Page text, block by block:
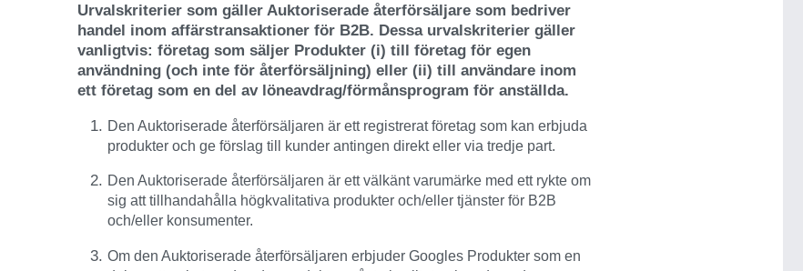
Urvalskriterier som gäller Auktoriserade återförsäljare som bedriver
handel inom affärstransaktioner för B2B. Dessa urvalskriterier gäller
vanligtvis: företag som säljer Produkter (i) till företag för egen
användning (och inte för återförsäljning) eller (ii) till användare inom
ett företag som en del av löneavdrag/förmånsprogram för anställda.
Den Auktoriserade återförsäljaren är ett registrerat företag som kan erbjuda
produkter och ge förslag till kunder antingen direkt eller via tredje part.
Den Auktoriserade återförsäljaren är ett välkänt varumärke med ett rykte om
sig att tillhandahålla högkvalitativa produkter och/eller tjänster för B2B
och/eller konsumenter.
Om den Auktoriserade återförsäljaren erbjuder Googles Produkter som en